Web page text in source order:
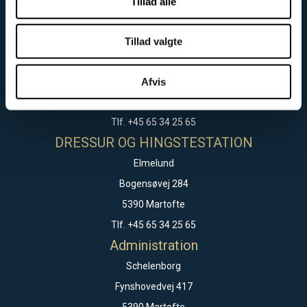
Tillad valgte
Afvis
SPRING OG EVENTS
Kristiansminde
Bogensøvej 254
5390 Martofte
Tlf. +45 65 34 25 65
DRESSUR OG HINGSTESTATION
Elmelund
Bogensøvej 284
5390 Martofte
Tlf. +45 65 34 25 65
Administration
Schelenborg
Fynshovedvej 417